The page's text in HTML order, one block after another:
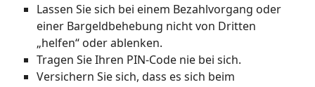
Lassen Sie sich bei einem Bezahlvorgang oder
einer Bargeldbehebung nicht von Dritten
„helfen“ oder ablenken.
Tragen Sie Ihren PIN-Code nie bei sich.
Versichern Sie sich, dass es sich beim